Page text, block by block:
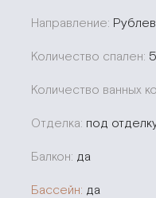
Направление:
Количество спален: 5
Количество ванных
Отделка: под
Балкон: да
Бассейн: да